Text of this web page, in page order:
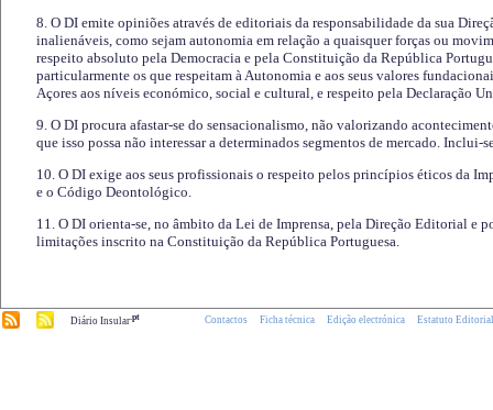
8. O DI emite opiniões através de editoriais da responsabilidade da sua
inalienáveis, como sejam autonomia em relação a quaisquer forças ou
respeito absoluto pela Democracia e pela Constituição da República
particularmente os que respeitam à Autonomia e aos seus valores
Açores aos níveis económico, social e cultural, e respeito pela Declaração
9. O DI procura afastar-se do sensacionalismo, não valorizando
que isso possa não interessar a determinados segmentos de mercado.
10. O DI exige aos seus profissionais o respeito pelos princípios éticos da
e o Código Deontológico.
11. O DI orienta-se, no âmbito da Lei de Imprensa, pela Direção Editorial e
limitações inscrito na Constituição da República Portuguesa.
Diário Insular.pt Contactos Ficha técnica Edição electrónica Estatuto Editorial